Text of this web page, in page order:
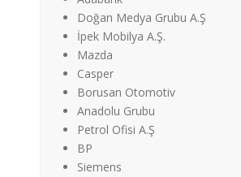
Doğan Medya Grubu A.Ş
İpek Mobilya A.Ş.
Mazda
Casper
Borusan Otomotiv
Anadolu Grubu
Petrol Ofisi A.Ş
BP
Siemens